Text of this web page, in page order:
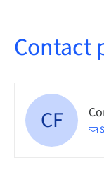
Contact
CF